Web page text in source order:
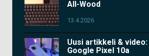
All-Wood
13.4.2026
Uusi artikkeli &
Google Pixel 10a